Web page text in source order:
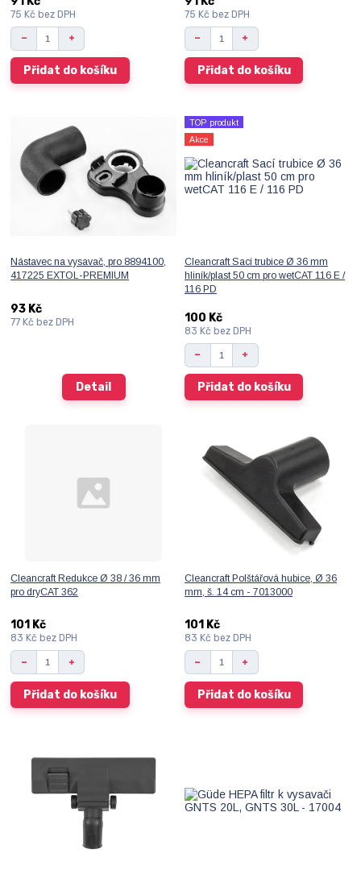
75 Kčbez DPH
Přidat do košíku
75 Kč bez DPH
Přidat do košíku
Nástavec na vysavač, pro 8894100,
417225 EXTOL-PREMIUM
93 Kč
77 Kčbez DPH
Detail
TOP produkt
Akce
Cleancraft Sací trubice Ø 36 mm
hliník/plast 50 cm pro wetCAT 116 E /
116 PD
100 Kč
83 Kč bez DPH
Přidat do košíku
Cleancraft Redukce Ø 38 / 36 mm
pro dryCAT 362
101 Kč
83 Kč bez DPH
Přidat do košíku
Cleancraft Polštářová hubice, Ø 36
mm, š. 14 cm - 7013000
101 Kč
83 Kč bez DPH
Přidat do košíku